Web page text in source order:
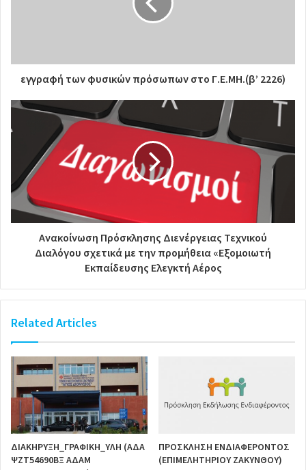
εγγραφή των φυσικών πρόσωπων στο Γ.Ε.ΜΗ.(β’ 2226)
Ανακοίνωση Πρόσκλησης Διενέργειας Τεχνικού
Διαλόγου σχετικά με την προμήθεια «Εξομοιωτή
Εκπαίδευσης Ελεγκτή Αέρος
Related Articles
ΔΙΑΚΗΡΥΞΗ_ΓΡΑΦΙΚΗ_ΥΛΗ (ΑΔΑ
ΨΖΤ54690ΒΞ ΑΔΑΜ
ΠΡΟΣΚΛΗΣΗ ΕΝΔΙΑΦΕΡΟΝΤΟΣ
(ΕΠΙΜΕΛΗΤΗΡΙΟΥ ΖΑΚΥΝΘΟΥ)